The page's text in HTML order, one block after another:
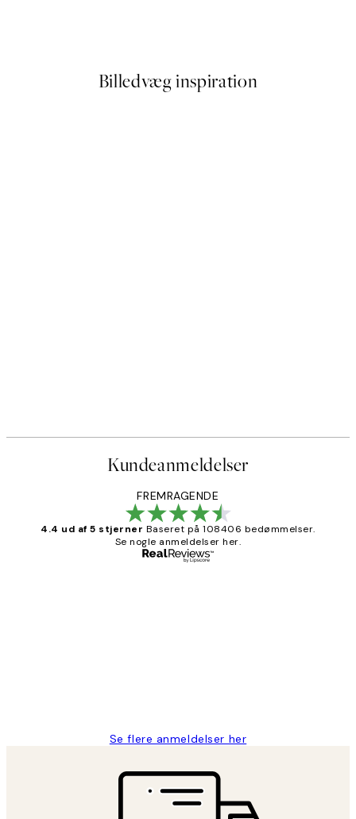
Billedvæg inspiration
Kundeanmeldelser
FREMRAGENDE
4.4 ud af 5 stjerner Baseret på 108406 bedømmelser.
Se nogle anmeldelser her.
Se flere anmeldelser her